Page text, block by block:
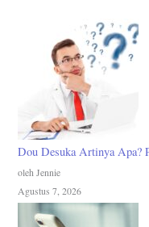
Dou Desuka Artinya Apa?
oleh Jennie
Agustus 7, 2026